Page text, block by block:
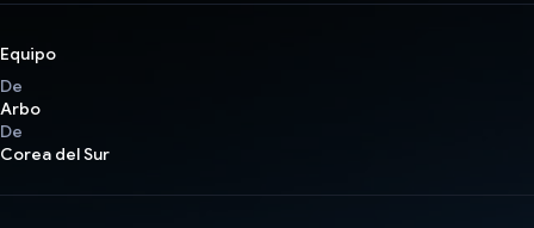
Equipo
De
Arbo
De
Corea del Sur